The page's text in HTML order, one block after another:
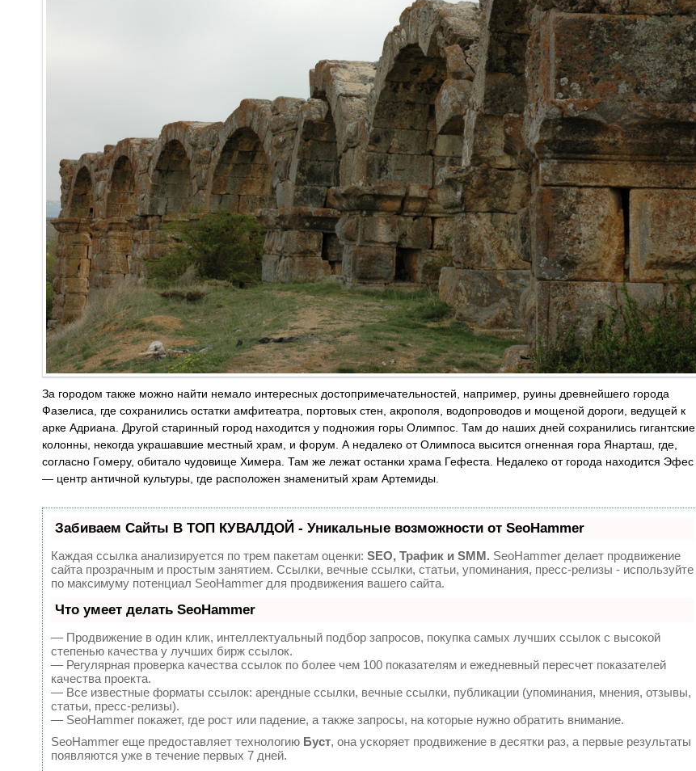
За городом также можно найти немало интересных достопримечательностей, например, руины древнейшего города
Фазелиса, где сохранились остатки амфитеатра, портовых стен, акрополя, водопроводов и мощеной дороги, ведущей к
арке Адриана. Другой старинный город находится у подножия горы Олимпос. Там до наших дней сохранились гигантские
колонны, некогда украшавшие местный храм, и форум. А недалеко от Олимпоса высится огненная гора Янарташ, где,
согласно Гомеру, обитало чудовище Химера. Там же лежат останки храма Гефеста. Недалеко от города находится Эфес
— центр античной культуры, где расположен знаменитый храм Артемиды.
Забиваем Сайты В ТОП КУВАЛДОЙ - Уникальные возможности от SeoHammer
Каждая ссылка анализируется по трем пакетам оценки: SEO, Трафик и SMM. SeoHammer делает продвижение
сайта прозрачным и простым занятием. Ссылки, вечные ссылки, статьи, упоминания, пресс-релизы - используйте
по максимуму потенциал SeoHammer для продвижения вашего сайта.
Что умеет делать SeoHammer
— Продвижение в один клик, интеллектуальный подбор запросов, покупка самых лучших ссылок с высокой
степенью качества у лучших бирж ссылок.
— Регулярная проверка качества ссылок по более чем 100 показателям и ежедневный пересчет показателей
качества проекта.
— Все известные форматы ссылок: арендные ссылки, вечные ссылки, публикации (упоминания, мнения, отзывы,
статьи, пресс-релизы).
— SeoHammer покажет, где рост или падение, а также запросы, на которые нужно обратить внимание.
SeoHammer еще предоставляет технологию Буст, она ускоряет продвижение в десятки раз, а первые результаты
появляются уже в течение первых 7 дней.